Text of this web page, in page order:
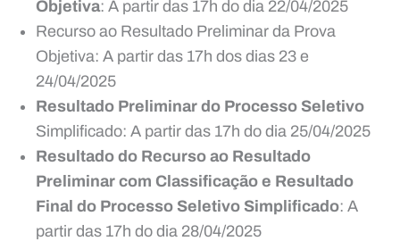
Objetiva: A partir das 17h do dia 22/04/2025
Recurso ao Resultado Preliminar da Prova
Objetiva: A partir das 17h dos dias 23 e
24/04/2025
Resultado Preliminar do Processo Seletivo
Simplificado: A partir das 17h do dia 25/04/2025
Resultado do Recurso ao Resultado
Preliminar com Classificação e Resultado
Final do Processo Seletivo Simplificado: A
partir das 17h do dia 28/04/2025